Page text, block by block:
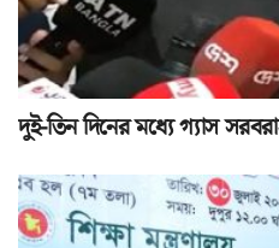
দুই-তিন দিনের মধ্যে গ্যাস